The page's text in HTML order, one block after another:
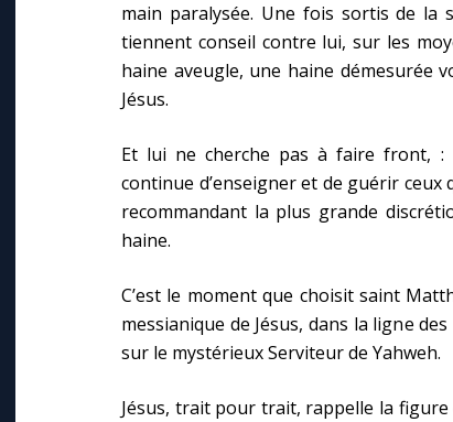
main paralysée. Une fois sortis de la
tiennent conseil contre lui, sur les
haine aveugle, une haine démesurée
Jésus.
Et lui ne cherche pas à faire front,
continue d’enseigner et de guérir
recommandant la plus grande
haine.
C’est le moment que choisit saint
messianique de Jésus, dans la ligne
sur le mystérieux Serviteur de Yahweh.
Jésus, trait pour trait, rappelle la figure